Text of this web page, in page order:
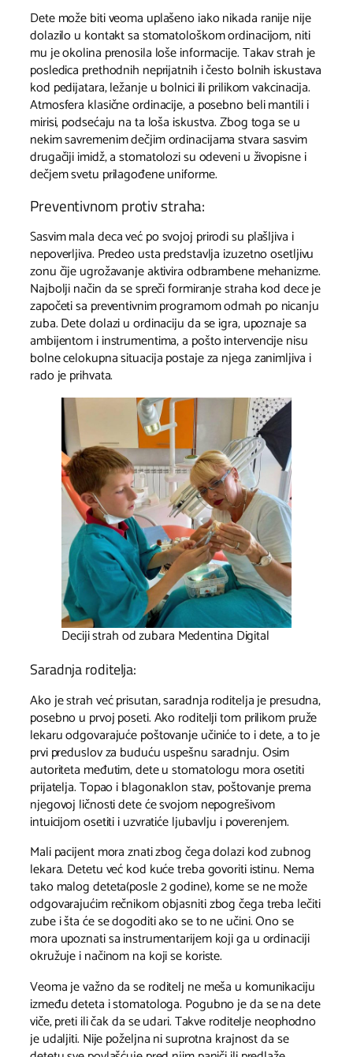
Dete može biti veoma uplašeno iako nikada ranije nije
dolazilo u kontakt sa stomatološkom ordinacijom, niti
mu je okolina prenosila loše informacije. Takav strah je
posledica prethodnih neprijatnih i često bolnih iskustava
kod pedijatara, ležanje u bolnici ili prilikom vakcinacija.
Atmosfera klasične ordinacije, a posebno beli mantili i
mirisi, podsećaju na ta loša iskustva. Zbog toga se u
nekim savremenim dečjim ordinacijama stvara sasvim
drugačiji imidž, a stomatolozi su odeveni u živopisne i
dečjem svetu prilagođene uniforme.
Preventivnom protiv straha:
Sasvim mala deca već po svojoj prirodi su plašljiva i
nepoverljiva. Predeo usta predstavlja izuzetno osetljivu
zonu čije ugrožavanje aktivira odbrambene mehanizme.
Najbolji način da se spreči formiranje straha kod dece je
započeti sa preventivnim programom odmah po nicanju
zuba. Dete dolazi u ordinaciju da se igra, upoznaje sa
ambijentom i instrumentima, a pošto intervencije nisu
bolne celokupna situacija postaje za njega zanimljiva i
rado je prihvata.
Deciji strah od zubara Medentina Digital
Saradnja roditelja:
Ako je strah već prisutan, saradnja roditelja je presudna,
posebno u prvoj poseti. Ako roditelji tom prilikom pruže
lekaru odgovarajuće poštovanje učiniće to i dete, a to je
prvi preduslov za buduću uspešnu saradnju. Osim
autoriteta međutim, dete u stomatologu mora osetiti
prijatelja. Topao i blagonaklon stav, poštovanje prema
njegovoj ličnosti dete će svojom nepogrešivom
intuicijom osetiti i uzvratiće ljubavlju i poverenjem.
Mali pacijent mora znati zbog čega dolazi kod zubnog
lekara. Detetu već kod kuće treba govoriti istinu. Nema
tako malog deteta(posle 2 godine), kome se ne može
odgovarajućim rečnikom objasniti zbog čega treba lečiti
zube i šta će se dogoditi ako se to ne učini. Ono se
mora upoznati sa instrumentarijem koji ga u ordinaciji
okružuje i načinom na koji se koriste.
Veoma je važno da se roditelj ne meša u komunikaciju
između deteta i stomatologa. Pogubno je da se na dete
viče, preti ili čak da se udari. Takve roditelje neophodno
je udaljiti. Nije poželjna ni suprotna krajnost da se